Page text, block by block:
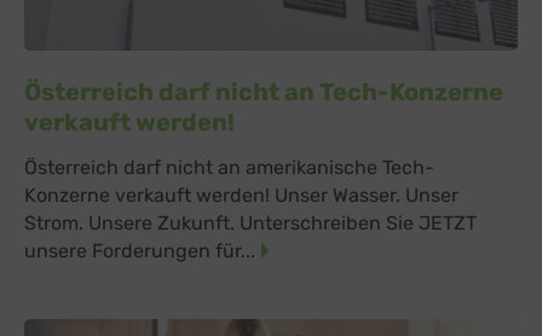
Österreich darf nicht an Tech-Konzerne
verkauft werden!
Österreich darf nicht an amerikanische Tech-
Konzerne verkauft werden! Unser Wasser. Unser
Strom. Unsere Zukunft. Unterschreiben Sie JETZT
unsere Forderungen für...